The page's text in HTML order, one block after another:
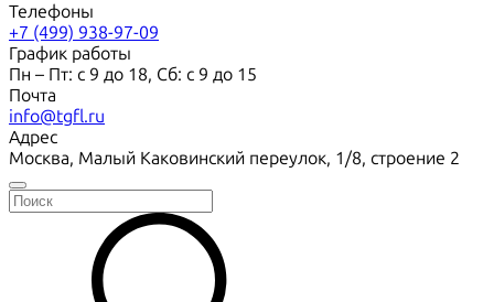
Телефоны
+7 (499) 938-97-09
График работы
Пн – Пт: с 9 до 18, Сб: с 9 до 15
Почта
info@tgfl.ru
Адрес
Москва, Малый Каковинский переулок, 1/8, строение 2